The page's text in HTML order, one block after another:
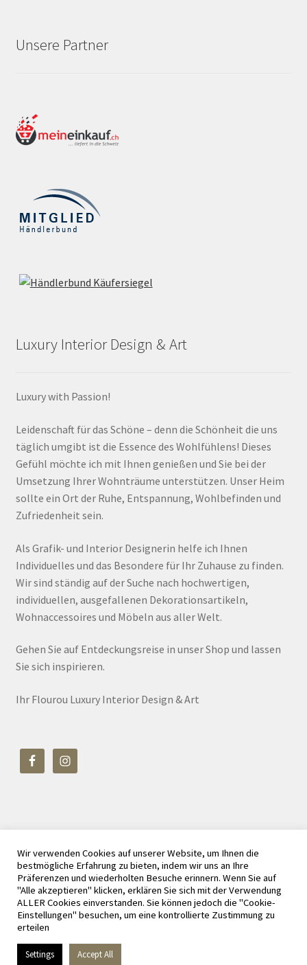
Unsere Partner
Luxury Interior Design & Art
Luxury with Passion!
Leidenschaft für das Schöne – denn die Schönheit die uns
täglich umgibt ist die Essence des Wohlfühlens! Dieses
Gefühl möchte ich mit Ihnen genießen und Sie bei der
Umsetzung Ihrer Wohnträume unterstützen. Unser Heim
sollte ein Ort der Ruhe, Entspannung, Wohlbefinden und
Zufriedenheit sein.
Als Grafik- und Interior Designerin helfe ich Ihnen
Individuelles und das Besondere für Ihr Zuhause zu finden.
Wir sind ständig auf der Suche nach hochwertigen,
individuellen, ausgefallenen Dekorationsartikeln,
Wohnaccessoires und Möbeln aus aller Welt.
Gehen Sie auf Entdeckungsreise in unser Shop und lassen
Sie sich inspirieren.
Ihr Flourou Luxury Interior Design & Art
© Flourou Luxury Interior Design & Art 2026
Datenschutz
Erstellt mit WooCommerce.
Wir verwenden Cookies auf unserer Website, um Ihnen die
bestmögliche Erfahrung zu bieten, indem wir uns an Ihre
Präferenzen und wiederholten Besuche erinnern. Wenn Sie auf
"Alle akzeptieren" klicken, erklären Sie sich mit der Verwendung
ALLER Cookies einverstanden. Sie können jedoch die "Cookie-
Einstellungen" besuchen, um eine kontrollierte Zustimmung zu
erteilen
Settings Accept All